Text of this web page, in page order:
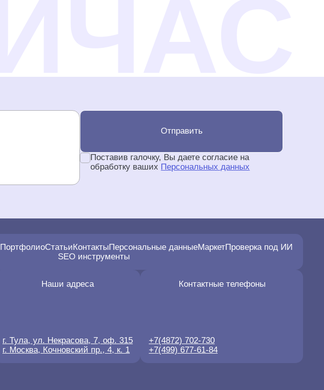
Отправить
Поставив галочку, Вы даете согласие на
обработку ваших Персональных данных
ПортфолиоСтатьиКонтактыПерсональные данныеМаркетПроверка под ИИ
SEO инструменты
Наши адреса
г. Тула, ул. Некрасова, 7, оф. 315
г. Москва, Кочновский пр., 4, к. 1
Контактные телефоны
+7(4872) 702-730
+7(499) 677-61-84